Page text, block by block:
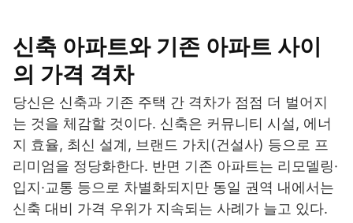
신축 아파트와 기존 아파트 사이
의 가격 격차
당신은 신축과 기존 주택 간 격차가 점점 더 벌어지
는 것을 체감할 것이다. 신축은 커뮤니티 시설, 에너
지 효율, 최신 설계, 브랜드 가치(건설사) 등으로 프
리미엄을 정당화한다. 반면 기존 아파트는 리모델링·
입지·교통 등으로 차별화되지만 동일 권역 내에서는
신축 대비 가격 우위가 지속되는 사례가 늘고 있다.